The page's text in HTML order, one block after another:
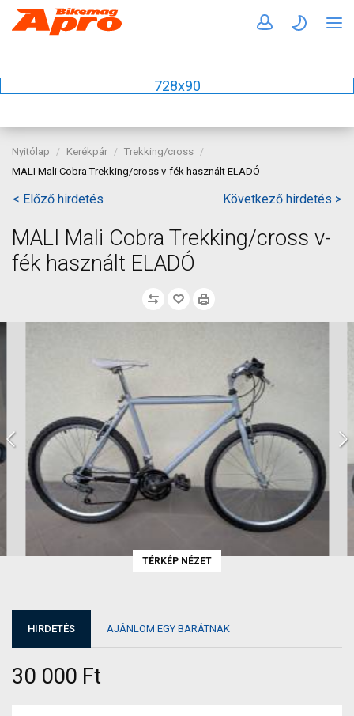
728x90
Nyitólap Kerékpár
Trekking/cross
MALI Mali Cobra Trekking/cross v-fék használt ELADÓ
< Előző hirdetés Következő hirdetés >
MALI Mali Cobra Trekking/cross v-
fék használt ELADÓ
TÉRKÉP NÉZET
HIRDETÉS AJÁNLOM EGY BARÁTNAK
30 000 Ft